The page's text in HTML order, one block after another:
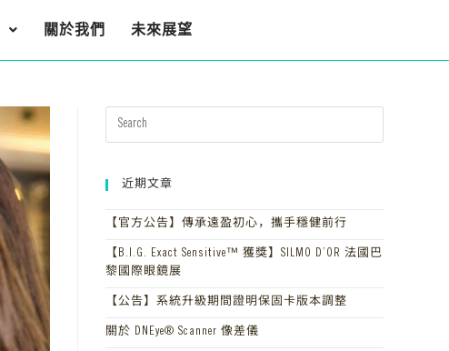
關於我們 未來展望
近期文章
【官方公告】傳承遠盈初心，攜手穩健前行
【B.I.G. Exact Sensitive™ 獲獎】SILMO D’OR 法國巴
黎國際眼鏡展
【公告】系統升級期間證明保固卡版本調整
關於 DNEye® Scanner 像差儀